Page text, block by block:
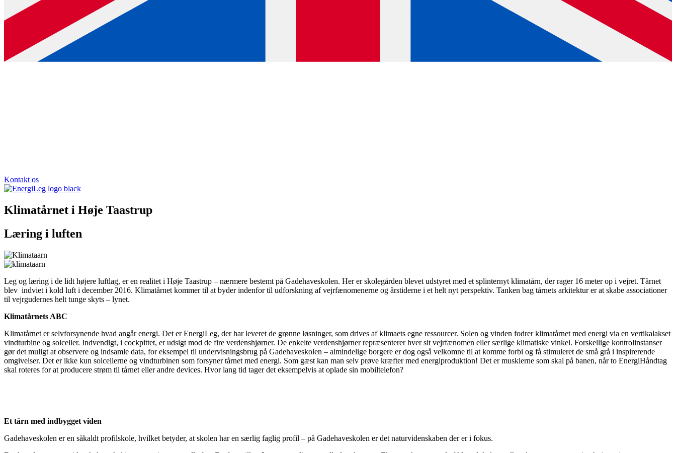
Kontakt os
Klimatårnet i Høje Taastrup
Læring i luften
Leg og læring i de lidt højere luftlag, er en realitet i Høje Taastrup – nærmere bestemt på Gadehaveskolen. Her er skolegården blevet udstyret med et splinternyt klimatårn, der rager 16 meter op i vejret. Tårnet
blev indviet i kold luft i december 2016. Klimatårnet kommer til at byder indenfor til udforskning af vejrfænomenerne og årstiderne i et helt nyt perspektiv. Tanken bag tårnets arkitektur er at skabe associationer
til vejrgudernes helt tunge skyts – lynet.
Klimatårnets ABC
Klimatårnet er selvforsynende hvad angår energi. Det er EnergiLeg, der har leveret de grønne løsninger, som drives af klimaets egne ressourcer. Solen og vinden fodrer klimatårnet med energi via en vertikalakset
vindturbine og solceller. Indvendigt, i cockpittet, er udsigt mod de fire verdenshjørner. De enkelte verdenshjørner repræsenterer hver sit vejrfænomen eller særlige klimatiske vinkel. Forskellige kontrolinstanser
gør det muligt at observere og indsamle data, for eksempel til undervisningsbrug på Gadehaveskolen – almindelige borgere er dog også velkomne til at komme forbi og få stimuleret de små grå i inspirerende
omgivelser. Det er ikke kun solcellerne og vindturbinen som forsyner tårnet med energi. Som gæst kan man selv prøve kræfter med energiproduktion! Det er musklerne som skal på banen, når to EnergiHåndtag
skal roteres for at producere strøm til tårnet eller andre devices. Hvor lang tid tager det eksempelvis at oplade sin mobiltelefon?
Et tårn med indbygget viden
Gadehaveskolen er en såkaldt profilskole, hvilket betyder, at skolen har en særlig faglig profil – på Gadehaveskolen er det naturvidenskaben der er i fokus.